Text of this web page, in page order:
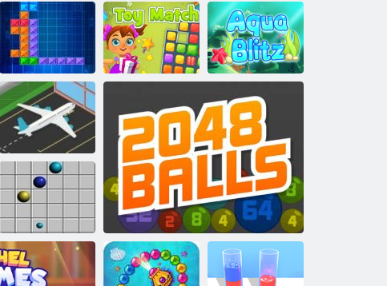
Poveste de câine
Eroii de zahăr
Tentrix Jucărie meci! Aqua Blitz
Aeroportul din